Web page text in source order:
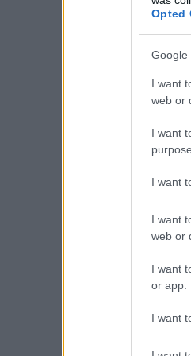
Opted
Google
I want
web or
I want
I want
I want
web or
I want
or app.
I want